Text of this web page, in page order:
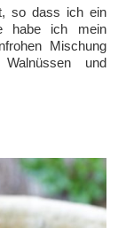
so dass ich ein
habe ich mein
Mischung
Walnüssen und